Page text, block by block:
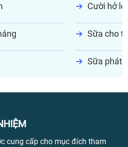
Cười hở lợi
Sữa cho
Sữa phát
cung cấp cho mục đích tham